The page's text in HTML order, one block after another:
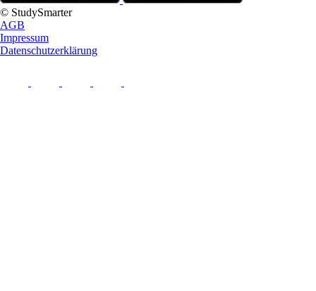
© StudySmarter
AGB
Impressum
Datenschutzerklärung